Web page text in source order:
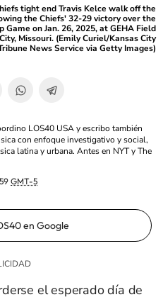
tight end Travis Kelce walk off the
the Chiefs' 32-29 victory over the
on Jan. 26, 2025, at GEHA Field
Missouri. (Emily Curiel/Kansas City
News Service via Getty Images)
LOS40 USA y escribo también
con enfoque investigativo y social,
latina y urbana. Antes en NYT y The
GMT-5
en Google
el esperado día de